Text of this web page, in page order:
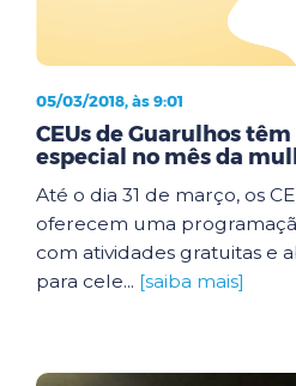
05/03/2018, às 9:01
CEUs de Guarulhos
especial no mês da
Até o dia 31 de março, os
oferecem uma
com atividades gratuitas e
para cele... [saiba mais]